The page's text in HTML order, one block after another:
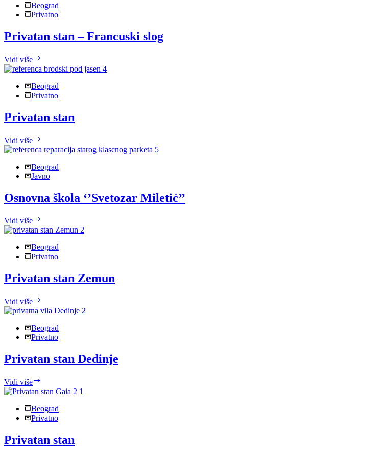
Beograd
Privatno
Privatan stan – Francuski slog
Vidi više
stan
Francuski
slog
Beograd
Privatno
Privatan stan
Vidi više
stan
Beograd
Javno
Osnovna škola ‘’Svetozar Miletić’’
Vidi više
škola
Miletić’’
Beograd
Privatno
Privatan stan Zemun
Vidi više
stan
Beograd
Privatno
Privatan stan Dedinje
Vidi više
stan
Beograd
Privatno
Privatan stan